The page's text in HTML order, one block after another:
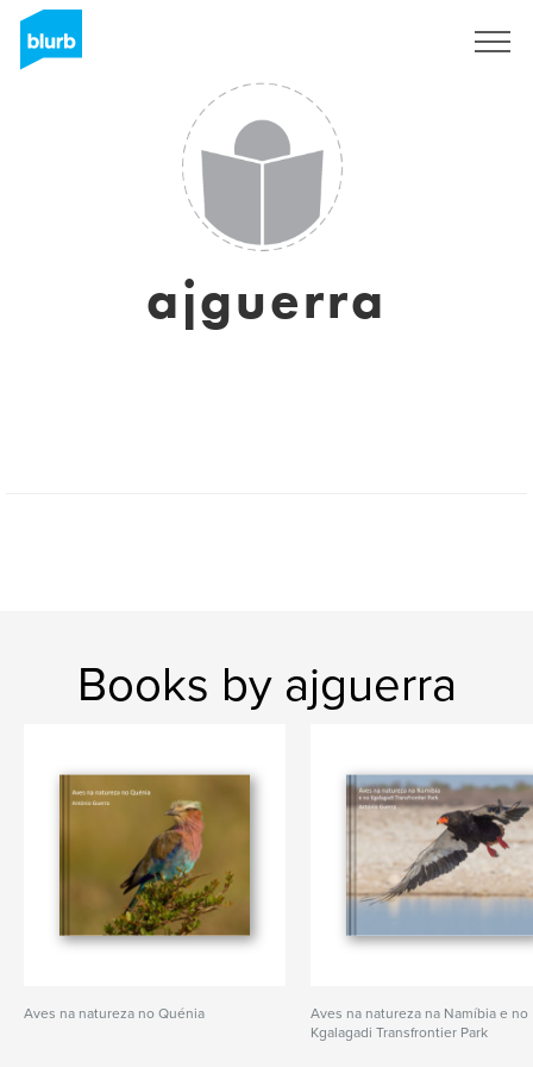
ajguerra
Books by ajguerra
Aves na natureza no Quénia
Aves na natureza na Namíbia e no
Kgalagadi Transfrontier Park